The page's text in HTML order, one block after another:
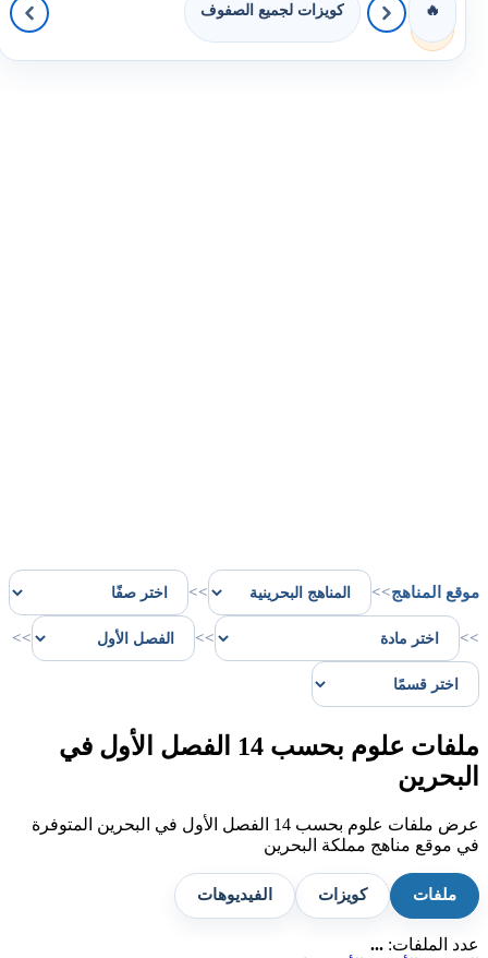
🔥 كويزات لجميع الصفوف
موقع المناهج>>
>>
>>
>>
>>
ملفات علوم بحسب 14 الفصل الأول في
البحرين
عرض ملفات علوم بحسب 14 الفصل الأول في البحرين المتوفرة
في موقع مناهج مملكة البحرين
ملفات كويزات الفيديوهات
عدد الملفات: ...